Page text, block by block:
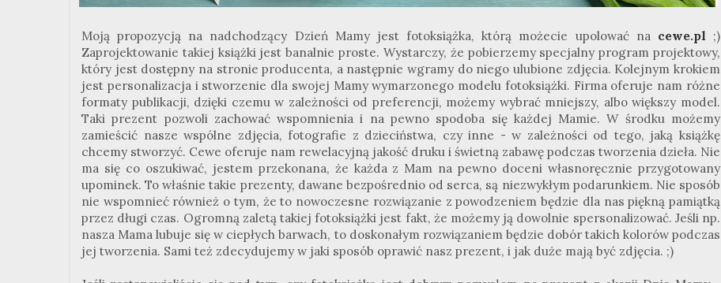
Moją propozycją na nadchodzący Dzień Mamy jest fotoksiążka, którą możecie upolować na cewe.pl ;)
Zaprojektowanie takiej książki jest banalnie proste. Wystarczy, że pobierzemy specjalny program projektowy,
który jest dostępny na stronie producenta, a następnie wgramy do niego ulubione zdjęcia. Kolejnym krokiem
jest personalizacja i stworzenie dla swojej Mamy wymarzonego modelu fotoksiążki. Firma oferuje nam różne
formaty publikacji, dzięki czemu w zależności od preferencji, możemy wybrać mniejszy, albo większy model.
Taki prezent pozwoli zachować wspomnienia i na pewno spodoba się każdej Mamie. W środku możemy
zamieścić nasze wspólne zdjęcia, fotografie z dzieciństwa, czy inne - w zależności od tego, jaką książkę
chcemy stworzyć. Cewe oferuje nam rewelacyjną jakość druku i świetną zabawę podczas tworzenia dzieła. Nie
ma się co oszukiwać, jestem przekonana, że każda z Mam na pewno doceni własnoręcznie przygotowany
upominek. To właśnie takie prezenty, dawane bezpośrednio od serca, są niezwykłym podarunkiem. Nie sposób
nie wspomnieć również o tym, że to nowoczesne rozwiązanie z powodzeniem będzie dla nas piękną pamiątką
przez długi czas. Ogromną zaletą takiej fotoksiążki jest fakt, że możemy ją dowolnie spersonalizować. Jeśli np.
nasza Mama lubuje się w ciepłych barwach, to doskonałym rozwiązaniem będzie dobór takich kolorów podczas
jej tworzenia. Sami też zdecydujemy w jaki sposób oprawić nasz prezent, i jak duże mają być zdjęcia. ;)